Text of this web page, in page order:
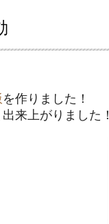
を作りました！
来上がりました！